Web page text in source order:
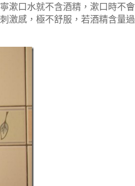
漱口水就不含酒精，漱口時不會
激感，極不舒服，若酒精含量過